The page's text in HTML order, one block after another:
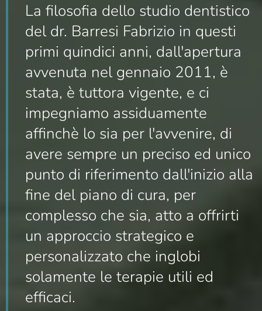
La filosofia dello studio dentistico
del dr. Barresi Fabrizio in questi
primi quindici anni, dall'apertura
avvenuta nel gennaio 2011, è
stata, è tuttora vigente, e ci
impegniamo assiduamente
affinchè lo sia per l'avvenire, di
avere sempre un preciso ed unico
punto di riferimento dall'inizio alla
fine del piano di cura, per
complesso che sia, atto a offrirti
un approccio strategico e
personalizzato che inglobi
solamente le terapie utili ed
efficaci.